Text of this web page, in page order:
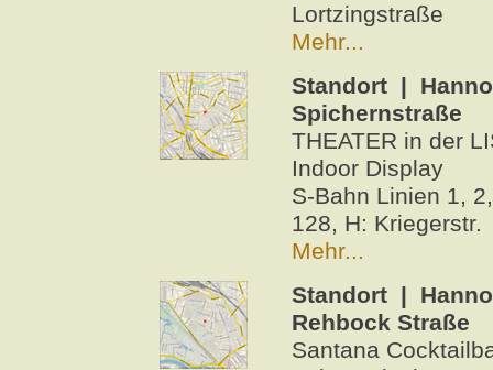
Lortzingstraße
Mehr...
Standort |
Spichernstraße
THEATER in der
Indoor Display
S-Bahn Linien 1,
128, H: Kriegerstr.
Mehr...
Standort |
Rehbock Straße
Santana